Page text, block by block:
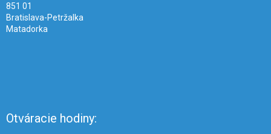
851 01
Bratislava-Petržalka
Matadorka
Otváracie hodiny: